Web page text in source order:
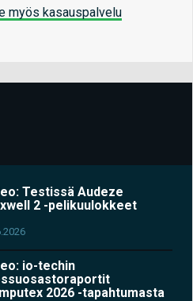
myös kasauspalvelu
Testissä Audeze
2 -pelikuulokkeet
io-techin
2026 -tapahtumasta